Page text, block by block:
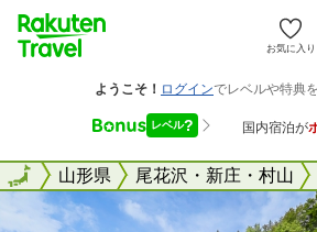
お気に入り
全国山形県 尾花沢・新庄・村山
全国